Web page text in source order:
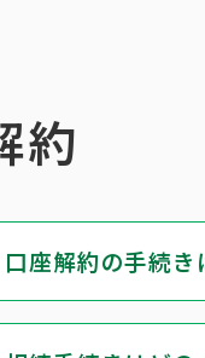
約
口座解約の手続き